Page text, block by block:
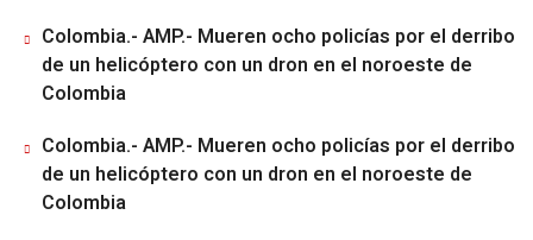
Colombia.- AMP.- Mueren ocho policías por el derribo
de un helicóptero con un dron en el noroeste de
Colombia
Colombia.- AMP.- Mueren ocho policías por el derribo
de un helicóptero con un dron en el noroeste de
Colombia